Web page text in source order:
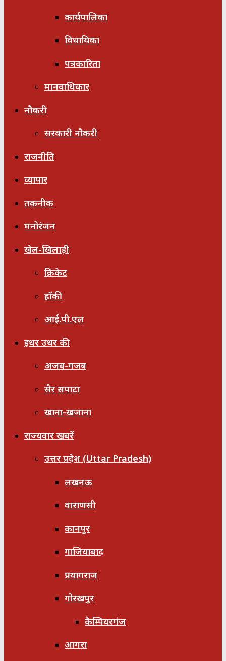
कार्यपालिका
विधायिका
पत्रकारिता
मानवाधिकार
नौकरी
सरकारी नौकरी
राजनीति
व्यापार
तकनीक
मनोरंजन
खेल-खिलाड़ी
क्रिकेट
हॉकी
आई.पी.एल
इधर उधर की
अजब-गजब
सैर सपाटा
खाना-खजाना
राज्यवार खबरें
उत्तर प्रदेश (Uttar Pradesh)
लखनऊ
वाराणसी
कानपुर
गाजियाबाद
प्रयागराज
गोरखपुर
कैम्पियरगंज
आगरा